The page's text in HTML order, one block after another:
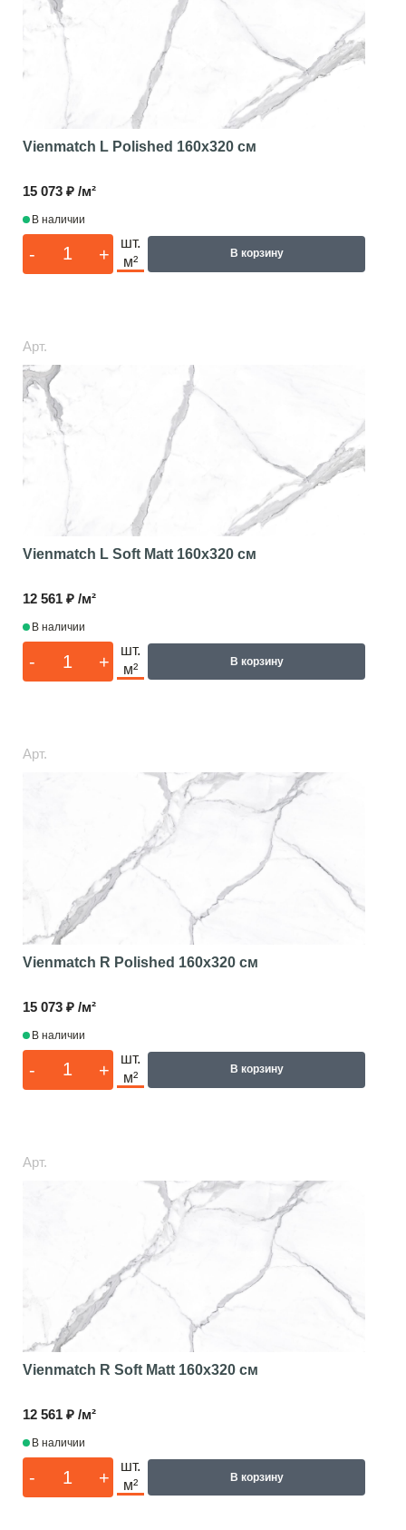
Vienmatch L Polished 160x320 см
15 073 ₽ /м²
В наличии
- +
шт.
м²
В корзину
Арт.
Vienmatch L Soft Matt 160x320 см
12 561 ₽ /м²
В наличии
- +
шт.
м²
В корзину
Арт.
Vienmatch R Polished 160x320 см
15 073 ₽ /м²
В наличии
- +
шт.
м²
В корзину
Арт.
Vienmatch R Soft Matt 160x320 см
12 561 ₽ /м²
В наличии
- +
шт.
м²
В корзину